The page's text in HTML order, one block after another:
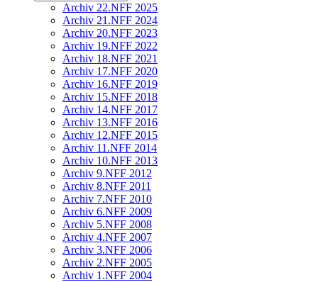
Archiv 22.NFF 2025
Archiv 21.NFF 2024
Archiv 20.NFF 2023
Archiv 19.NFF 2022
Archiv 18.NFF 2021
Archiv 17.NFF 2020
Archiv 16.NFF 2019
Archiv 15.NFF 2018
Archiv 14.NFF 2017
Archiv 13.NFF 2016
Archiv 12.NFF 2015
Archiv 11.NFF 2014
Archiv 10.NFF 2013
Archiv 9.NFF 2012
Archiv 8.NFF 2011
Archiv 7.NFF 2010
Archiv 6.NFF 2009
Archiv 5.NFF 2008
Archiv 4.NFF 2007
Archiv 3.NFF 2006
Archiv 2.NFF 2005
Archiv 1.NFF 2004